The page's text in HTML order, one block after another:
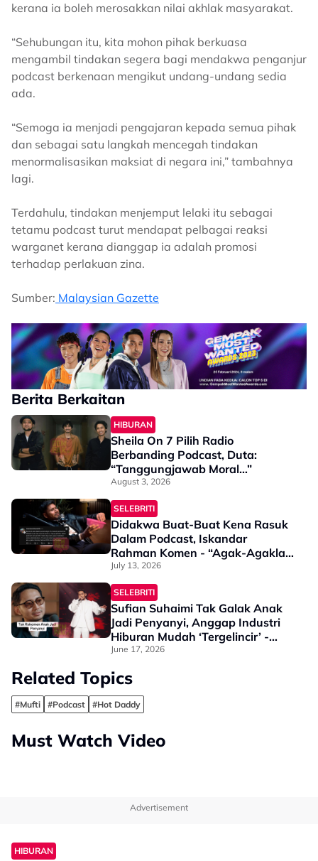
kerana ia boleh merosakkan nilai akhlak masyarakat.
“Sehubungan itu, kita mohon pihak berkuasa
mengambil tindakan segera bagi mendakwa penganjur
podcast berkenaan mengikut undang-undang sedia
ada.
“Semoga ia menjadi pengajaran kepada semua pihak
dan sebagai satu langkah mencegah tindakan
menormalisasikan maksiat di negara ini,” tambahnya
lagi.
Terdahulu, tindakan menjemput lelaki itu sebagai
tetamu podcast turut mendapat pelbagai reaksi
warganet kerana dianggap ia adalah promosi
terhadap perlakuan zina.
Sumber: Malaysian Gazette
Berita Berkaitan
HIBURAN
Sheila On 7 Pilih Radio
Berbanding Podcast, Duta:
“Tanggungjawab Moral…”
August 3, 2026
SELEBRITI
Didakwa Buat-Buat Kena Rasuk
Dalam Podcast, Iskandar
Rahman Komen - “Agak-Agaklah
Kalau Nak Berlakon Pun, Mata
Tak Berkelip…”
July 13, 2026
SELEBRITI
Sufian Suhaimi Tak Galak Anak
Jadi Penyanyi, Anggap Industri
Hiburan Mudah ‘Tergelincir’ -
“Kau Akan Buat Perkara Yang…”
June 17, 2026
Related Topics
#Mufti #Podcast #Hot Daddy
Must Watch Video
Advertisement
HIBURAN